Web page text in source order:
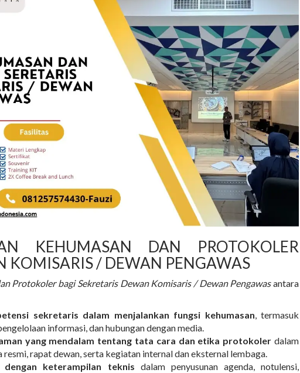
KEHUMASAN DAN PROTOKOLER
KOMISARIS / DEWAN PENGAWAS
Protokoler bagi Sekretaris Dewan Komisaris / Dewan Pengawasantara
sekretaris dalam menjalankan fungsi kehumasan, termasuk
informasi, dan hubungan dengan media.
yang mendalam tentang tata cara dan etika protokoler dalam
resmi, rapat dewan, serta kegiatan internal dan eksternal lembaga.
keterampilan teknis dalam penyusunan agenda, notulensi,